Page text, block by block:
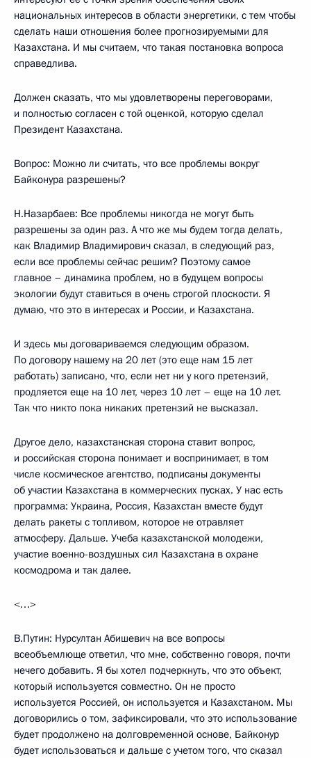
национальных интересов в области энергетики, с тем чтобы
сделать наши отношения более прогнозируемыми для
Казахстана. И мы считаем, что такая постановка вопроса
справедлива.
Должен сказать, что мы удовлетворены переговорами,
и полностью согласен с той оценкой, которую сделал
Президент Казахстана.
Вопрос: Можно ли считать, что все проблемы вокруг
Байконура разрешены?
Н.Назарбаев: Все проблемы никогда не могут быть
разрешены за один раз. А что же мы будем тогда делать,
как Владимир Владимирович сказал, в следующий раз,
если все проблемы сейчас решим? Поэтому самое
главное – динамика проблем, но в будущем вопросы
экологии будут ставиться в очень строгой плоскости. Я
думаю, что это в интересах и России, и Казахстана.
И здесь мы договариваемся следующим образом.
По договору нашему на 20 лет (это еще нам 15 лет
работать) записано, что, если нет ни у кого претензий,
продляется еще на 10 лет, через 10 лет – еще на 10 лет.
Так что никто пока никаких претензий не высказал.
Другое дело, казахстанская сторона ставит вопрос,
и российская сторона понимает и воспринимает, в том
числе космическое агентство, подписаны документы
об участии Казахстана в коммерческих пусках. У нас есть
программа: Украина, Россия, Казахстан вместе будут
делать ракеты с топливом, которое не отравляет
атмосферу. Дальше. Учеба казахстанской молодежи,
участие военно-воздушных сил Казахстана в охране
космодрома и так далее.
<…>
В.Путин: Нурсултан Абишевич на все вопросы
всеобъемлюще ответил, что мне, собственно говоря, почти
нечего добавить. Я бы хотел подчеркнуть, что это объект,
который используется совместно. Он не просто
используется Россией, он используется и Казахстаном. Мы
договорились о том, зафиксировали, что это использование
будет продолжено на долговременной основе, Байконур
будет использоваться и дальше с учетом того, что сказал